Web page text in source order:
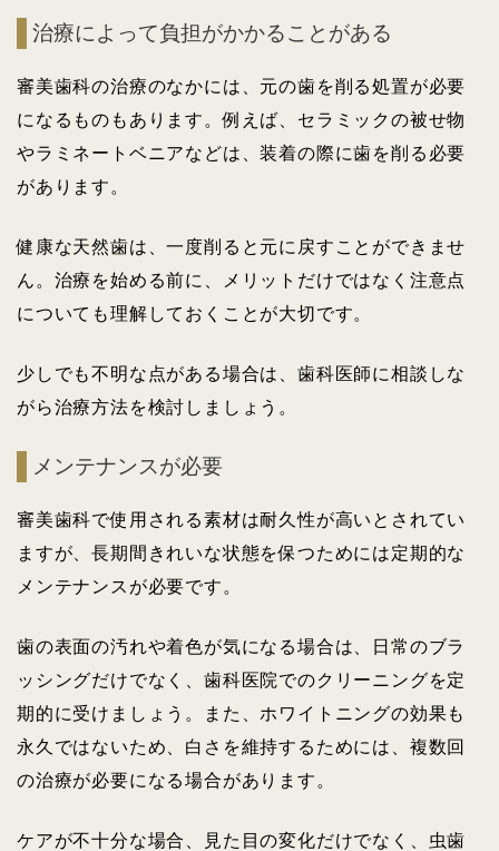
治療によって負担がかかることがある
審美歯科の治療のなかには、元の歯を削る処置が必要
になるものもあります。例えば、セラミックの被せ物
やラミネートベニアなどは、装着の際に歯を削る必要
があります。
健康な天然歯は、一度削ると元に戻すことができませ
ん。治療を始める前に、メリットだけではなく注意点
についても理解しておくことが大切です。
少しでも不明な点がある場合は、歯科医師に相談しな
がら治療方法を検討しましょう。
メンテナンスが必要
審美歯科で使用される素材は耐久性が高いとされてい
ますが、長期間きれいな状態を保つためには定期的な
メンテナンスが必要です。
歯の表面の汚れや着色が気になる場合は、日常のブラ
ッシングだけでなく、歯科医院でのクリーニングを定
期的に受けましょう。また、ホワイトニングの効果も
永久ではないため、白さを維持するためには、複数回
の治療が必要になる場合があります。
ケアが不十分な場合、見た目の変化だけでなく、虫歯